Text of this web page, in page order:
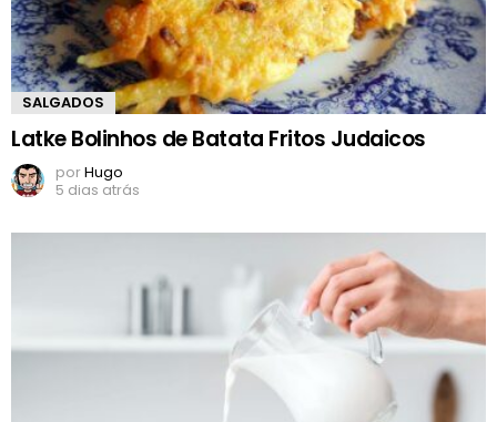
SALGADOS
Latke Bolinhos de Batata Fritos Judaicos
porHugo
5 dias atrás